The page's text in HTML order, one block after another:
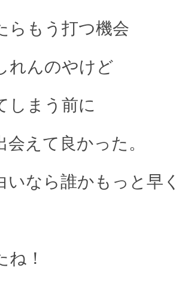
らもう打つ機会
れんのやけど
しまう前に
会えて良かった。
いなら誰かもっと早
ね！